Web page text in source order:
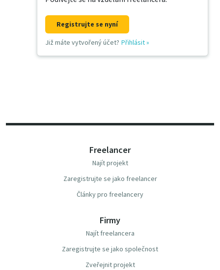
Registrujte se nyní
Již máte vytvořený účet? Přihlásit»
Freelancer
Najít projekt
Zaregistrujte se jako freelancer
Články pro freelancery
Firmy
Najít freelancera
Zaregistrujte se jako společnost
Zveřejnit projekt